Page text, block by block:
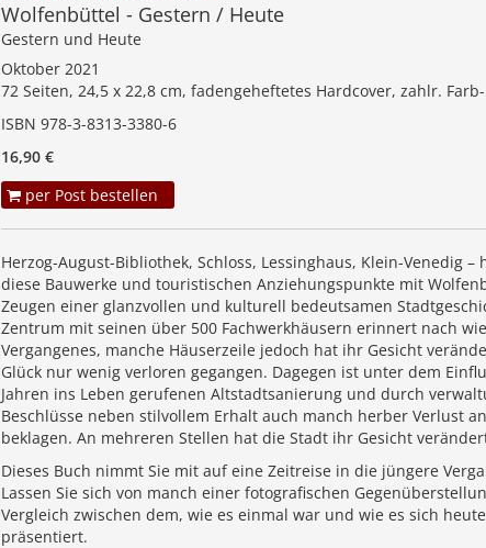
Wolfenbüttel - Gestern / Heute
Gestern und Heute
Oktober 2021
72 Seiten, 24,5 x 22,8 cm, fadengeheftetes Hardcover, zahlr.
ISBN 978-3-8313-3380-6
16,90 €
per Post bestellen
Herzog-August-Bibliothek, Schloss, Lessinghaus, Klein-Venedig
diese Bauwerke und touristischen Anziehungspunkte mit
Zeugen einer glanzvollen und kulturell bedeutsamen
Zentrum mit seinen über 500 Fachwerkhäusern erinnert nach
Vergangenes, manche Häuserzeile jedoch hat ihr Gesicht
Glück nur wenig verloren gegangen. Dagegen ist unter dem
Jahren ins Leben gerufenen Altstadtsanierung und durch
Beschlüsse neben stilvollem Erhalt auch manch herber Verlust
beklagen. An mehreren Stellen hat die Stadt ihr Gesicht
Dieses Buch nimmt Sie mit auf eine Zeitreise in die jüngere
Lassen Sie sich von manch einer fotografischen
Vergleich zwischen dem, wie es einmal war und wie es sich
präsentiert.